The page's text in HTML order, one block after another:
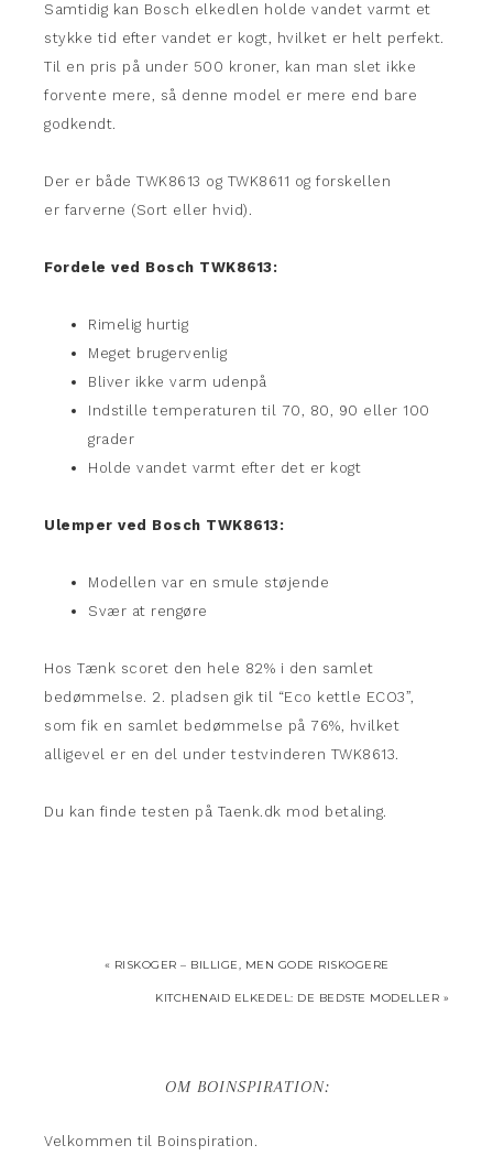
Samtidig kan Bosch elkedlen holde vandet varmt et
stykke tid efter vandet er kogt, hvilket er helt perfekt.
Til en pris på under 500 kroner, kan man slet ikke
forvente mere, så denne model er mere end bare
godkendt.
Der er både TWK8613 og TWK8611 og forskellen
er farverne (Sort eller hvid).
Fordele ved Bosch TWK8613:
Rimelig hurtig
Meget brugervenlig
Bliver ikke varm udenpå
Indstille temperaturen til 70, 80, 90 eller 100
grader
Holde vandet varmt efter det er kogt
Ulemper ved Bosch TWK8613:
Modellen var en smule støjende
Svær at rengøre
Hos Tænk scoret den hele 82% i den samlet
bedømmelse. 2. pladsen gik til “Eco kettle ECO3”,
som fik en samlet bedømmelse på 76%, hvilket
alligevel er en del under testvinderen TWK8613.
Du kan finde testen på Taenk.dk mod betaling.
« RISKOGER – BILLIGE, MEN GODE RISKOGERE
KITCHENAID ELKEDEL: DE BEDSTE MODELLER »
OM BOINSPIRATION:
Velkommen til Boinspiration.